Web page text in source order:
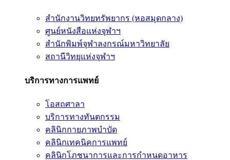
สำนักงานวิทยทรัพยากร (หอสมุดกลาง)
ศูนย์หนังสือแห่งจุฬาฯ
สำนักพิมพ์จุฬาลงกรณ์มหาวิทยาลัย
สถานีวิทยุแห่งจุฬาฯ
บริการทางการแพทย์
โอสถศาลา
บริการทางทันตกรรม
คลินิกกายภาพบำบัด
คลินิกเทคนิคการแพทย์
คลินิกโภชนาการและการกำหนดอาหาร